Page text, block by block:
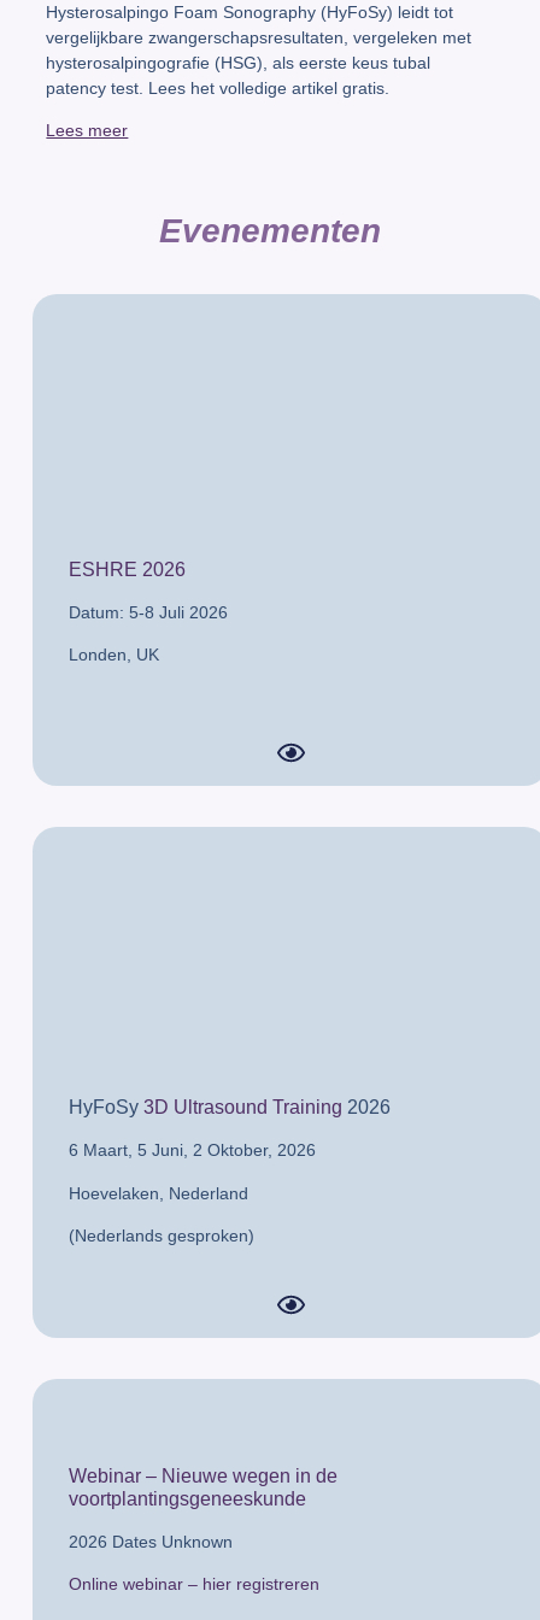
Hysterosalpingo Foam Sonography (HyFoSy) leidt tot
vergelijkbare zwangerschapsresultaten, vergeleken met
hysterosalpingografie (HSG), als eerste keus tubal
patency test. Lees het volledige artikel gratis.
Lees meer
Evenementen
ESHRE 2026
Datum: 5-8 Juli 2026
Londen, UK
HyFoSy 3D Ultrasound Training 2026
6 Maart, 5 Juni, 2 Oktober, 2026
Hoevelaken, Nederland
(Nederlands gesproken)
Webinar – Nieuwe wegen in de
voortplantingsgeneeskunde
2026 Dates Unknown
Online webinar – hier registreren